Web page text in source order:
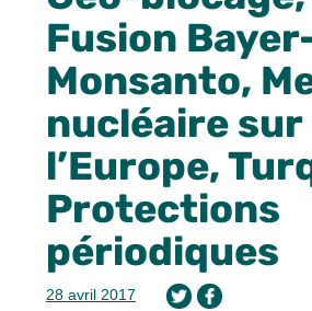
Fusion
Monsanto,
nucléaire sur
l’Europe,
Protections
périodiques
28 avril 2017